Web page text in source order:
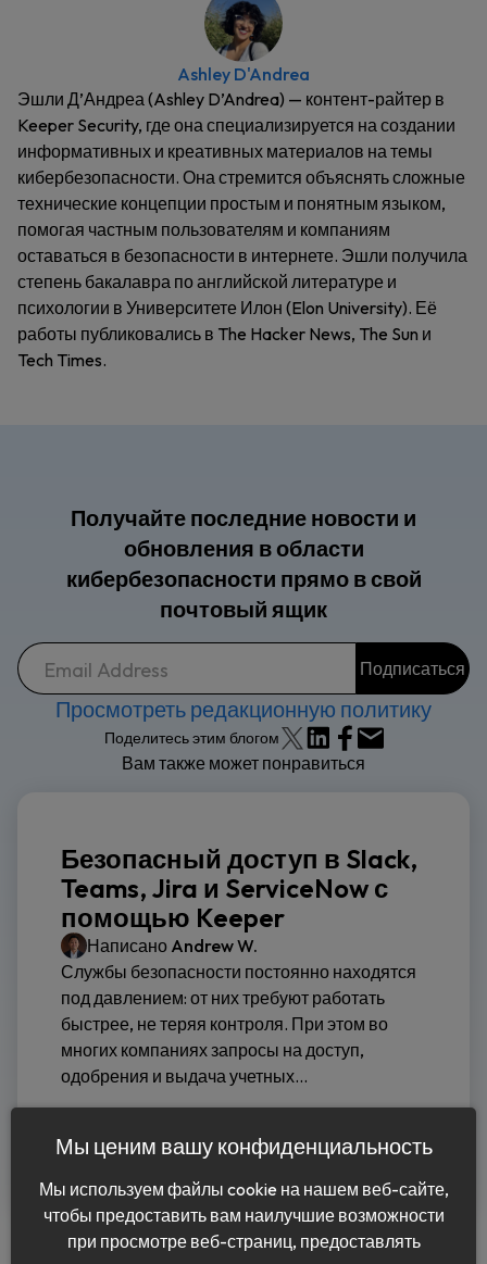
Ashley D'Andrea
Эшли Д’Андреа (Ashley D’Andrea) — контент-райтер в
Keeper Security, где она специализируется на создании
информативных и креативных материалов на темы
кибербезопасности. Она стремится объяснять сложные
технические концепции простым и понятным языком,
помогая частным пользователям и компаниям
оставаться в безопасности в интернете. Эшли получила
степень бакалавра по английской литературе и
психологии в Университете Илон (Elon University). Её
работы публиковались в The Hacker News, The Sun и
Tech Times.
Получайте последние новости и
обновления в области
кибербезопасности прямо в свой
почтовый ящик
Просмотреть редакционную политику
Поделитесь этим блогом
Вам также может понравиться
Безопасный доступ в Slack,
Teams, Jira и ServiceNow с
помощью Keeper
Написано Andrew W.
Службы безопасности постоянно находятся
под давлением: от них требуют работать
быстрее, не теряя контроля. При этом во
многих компаниях запросы на доступ,
одобрения и выдача учетных...
Читать дальше
Мы ценим вашу конфиденциальность
Мы используем файлы cookie на нашем веб-сайте,
чтобы предоставить вам наилучшие возможности
при просмотре веб-страниц, предоставлять